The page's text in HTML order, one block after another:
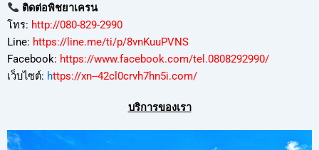
ติดต่อพิชยาเครน
โทร: http://080-829-2990
Line: https://line.me/ti/p/8vnKuuPVNS
Facebook: https://www.facebook.com/tel.0808292990/
เว็บไซต์: https://xn--42cl0crvh7hn5i.com/
บริการของเรา